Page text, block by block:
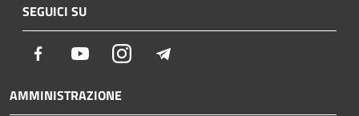
SEGUICI SU
Facebook YoutubeInstagram
AMMINISTRAZIONE